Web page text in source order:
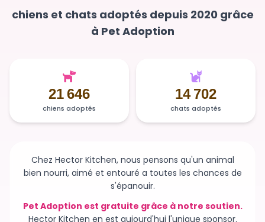
chiens et chats adoptés depuis 2020 grâce
à Pet Adoption
21 646
chiens adoptés
14 702
chats adoptés
Chez Hector Kitchen, nous pensons qu'un animal
bien nourri, aimé et entouré a toutes les chances de
s'épanouir.
Pet Adoption est gratuite grâce à notre soutien.
Hector Kitchen en est aujourd'hui l'unique sponsor.